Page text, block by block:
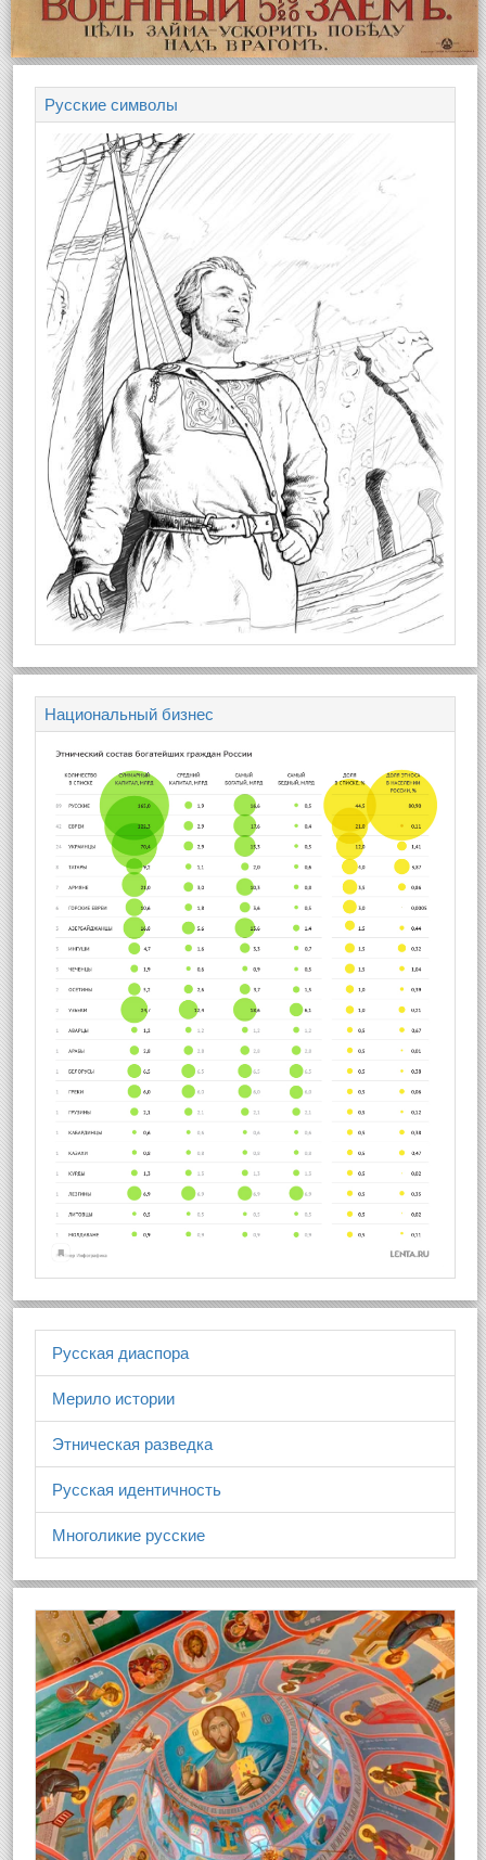
Русские символы
Национальный бизнес
Русская диаспора
Мерило истории
Этническая разведка
Русская идентичность
Многоликие русские